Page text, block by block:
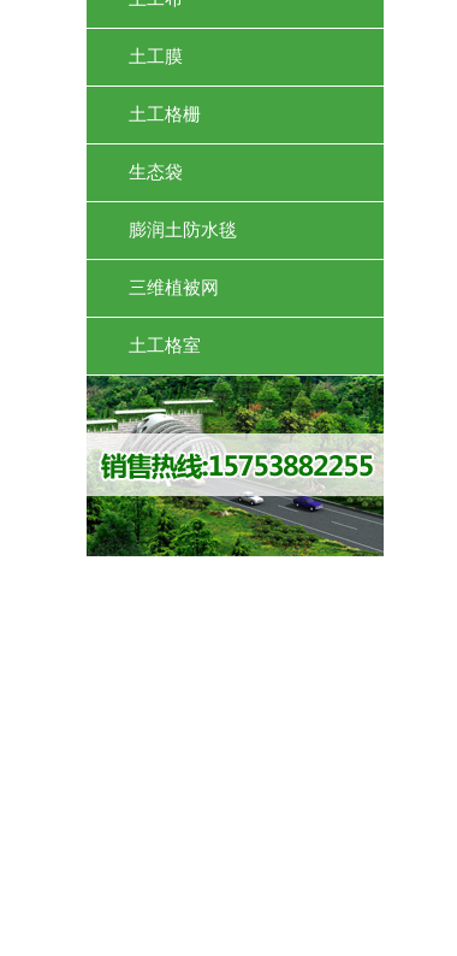
土工膜
土工格栅
生态袋
膨润土防水毯
三维植被网
土工格室